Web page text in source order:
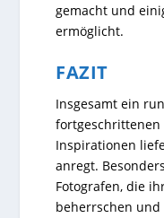
gemacht und
ermöglicht.
FAZIT
Insgesamt ein
Inspirationen
anregt.
Fotografen, die
beherrschen